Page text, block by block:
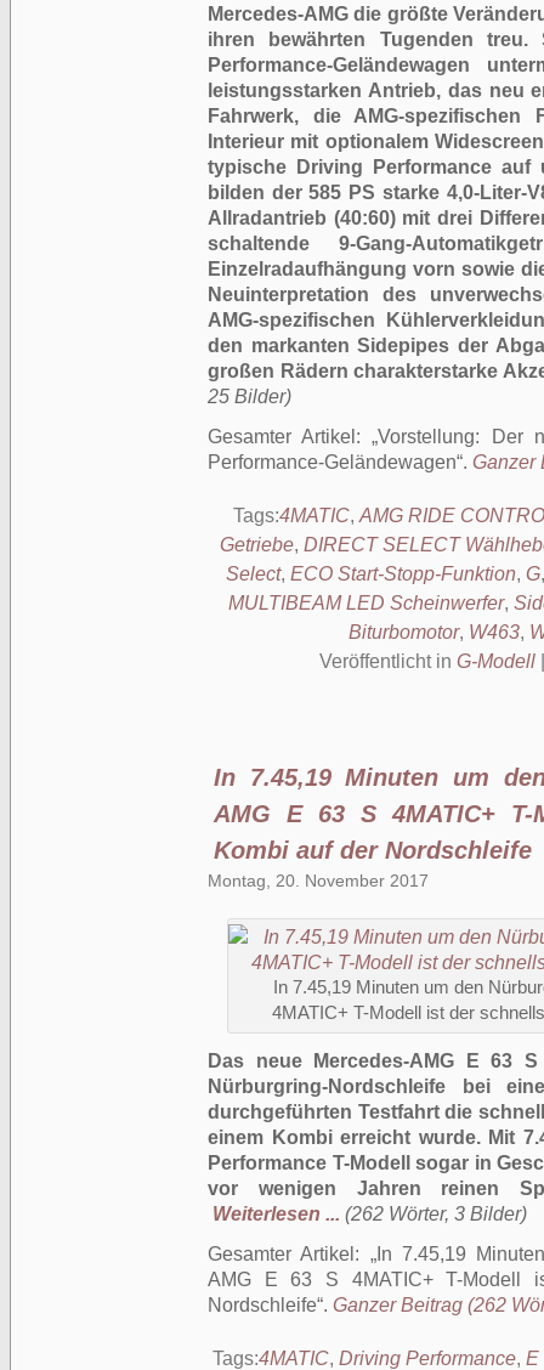
Mercedes-AMG die größte
ihren bewährten Tugenden
Performance-Geländewagen
leistungsstarken Antrieb, das neu
Fahrwerk, die AMG-
Interieur mit optionalem
typische Driving Performance auf
bilden der 585 PS starke 4,0-Liter-
Allradantrieb (40:60) mit drei
schaltende 9-Gang-
Einzelradaufhängung vorn sowie
Neuinterpretation des
AMG-spezifischen
den markanten Sidepipes der
großen Rädern charakterstarke
25 Bilder)
Gesamter Artikel: Vorstellung: Der
Performance-Geländewagen . Ganzer
Tags:4MATIC, AMG RIDE
Getriebe, DIRECT SELECT
Select, ECO Start-Stopp-Funktion, G
MULTIBEAM LED Scheinwerfer,
Biturbomotor, W463,
Veröffentlicht in G-Modell
In 7.45,19 Minuten um
AMG E 63 S 4MATIC+
Kombi auf der Nordschleife
Montag, 20. November 2017
In 7.45,19 Minuten um den
4MATIC+ T-Modell ist der
Das neue Mercedes-AMG E 63
Nürburgring-Nordschleife bei
durchgeführten Testfahrt die
einem Kombi erreicht wurde. Mit
Performance T-Modell sogar in
vor wenigen Jahren reinen
Weiterlesen ... (262 Wörter, 3 Bilder)
Gesamter Artikel:
In 7.45,19
AMG E 63 S 4MATIC+ T-Modell
Nordschleife . Ganzer Beitrag (262
Tags:4MATIC, Driving Performance, E